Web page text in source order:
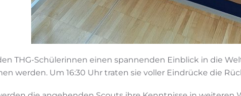
THG-Schülerinnen einen spannenden Einblick in die
werden. Um 16:30 Uhr traten sie voller Eindrücke die